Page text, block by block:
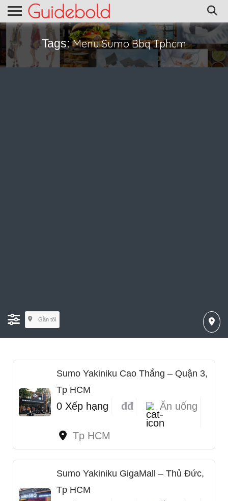
Tags:Menu Sumo Bbq Tphcm
Gần tôi
Sumo Yakiniku Cao Thắng – Quận 3,
Tp HCM
0 Xếp hạng đđ Ăn uống
Tp HCM
Sumo Yakiniku GigaMall – Thủ Đức,
Tp HCM